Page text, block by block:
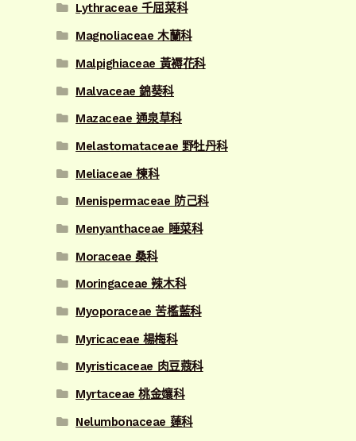
Lythraceae 千屈菜科
Magnoliaceae 木蘭科
Malpighiaceae 黃褥花科
Malvaceae 錦葵科
Mazaceae 通泉草科
Melastomataceae 野牡丹科
Meliaceae 楝科
Menispermaceae 防己科
Menyanthaceae 睡菜科
Moraceae 桑科
Moringaceae 辣木科
Myoporaceae 苦檻藍科
Myricaceae 楊梅科
Myristicaceae 肉豆蔻科
Myrtaceae 桃金孃科
Nelumbonaceae 蓮科